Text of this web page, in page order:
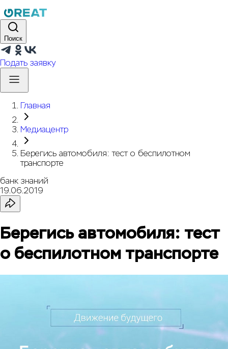
Поиск
Подать заявку
Главная
Медиацентр
Берегись автомобиля: тест о беспилотном
транспорте
банк знаний
19.06.2019
Берегись автомобиля: тест
о беспилотном транспорте